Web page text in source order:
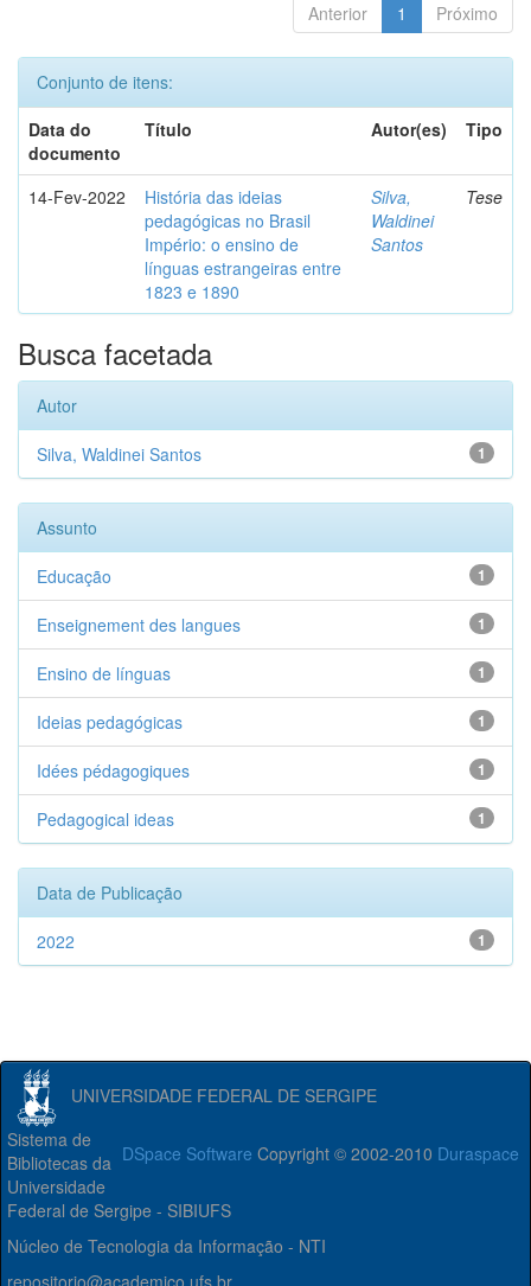
Anterior 1 Próximo
Conjunto de itens:
Data do
documento
Título Autor(es) Tipo
14-Fev-2022
História das ideias
pedagógicas no Brasil
Império: o ensino de
línguas estrangeiras entre
1823 e 1890
Silva,
Waldinei
Santos
Tese
Busca facetada
Autor
1
Silva, Waldinei Santos
Assunto
1
Educação
1
Enseignement des langues
1
Ensino de línguas
1
Ideias pedagógicas
1
Idées pédagogiques
1
Pedagogical ideas
Data de Publicação
1
2022
UNIVERSIDADE FEDERAL DE SERGIPE
DSpace Software Copyright © 2002-2010 Duraspace
Sistema de
Bibliotecas da
Universidade
Federal de Sergipe - SIBIUFS
Núcleo de Tecnologia da Informação - NTI
repositorio@academico.ufs.br